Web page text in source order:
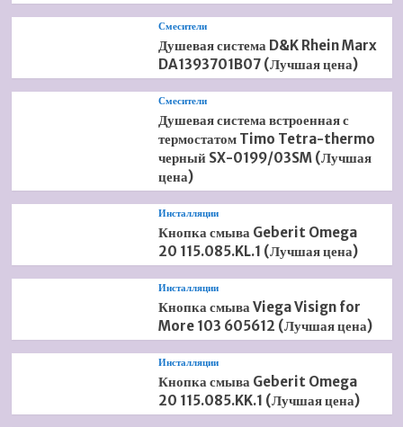
Смесители
Душевая система D&K Rhein Marx
DA1393701B07 (Лучшая цена)
Смесители
Душевая система встроенная с
термостатом Timo Tetra-thermo
черный SX-0199/03SM (Лучшая
цена)
Инсталляции
Кнопка смыва Geberit Omega
20 115.085.KL.1 (Лучшая цена)
Инсталляции
Кнопка смыва Viega Visign for
More 103 605612 (Лучшая цена)
Инсталляции
Кнопка смыва Geberit Omega
20 115.085.KK.1 (Лучшая цена)